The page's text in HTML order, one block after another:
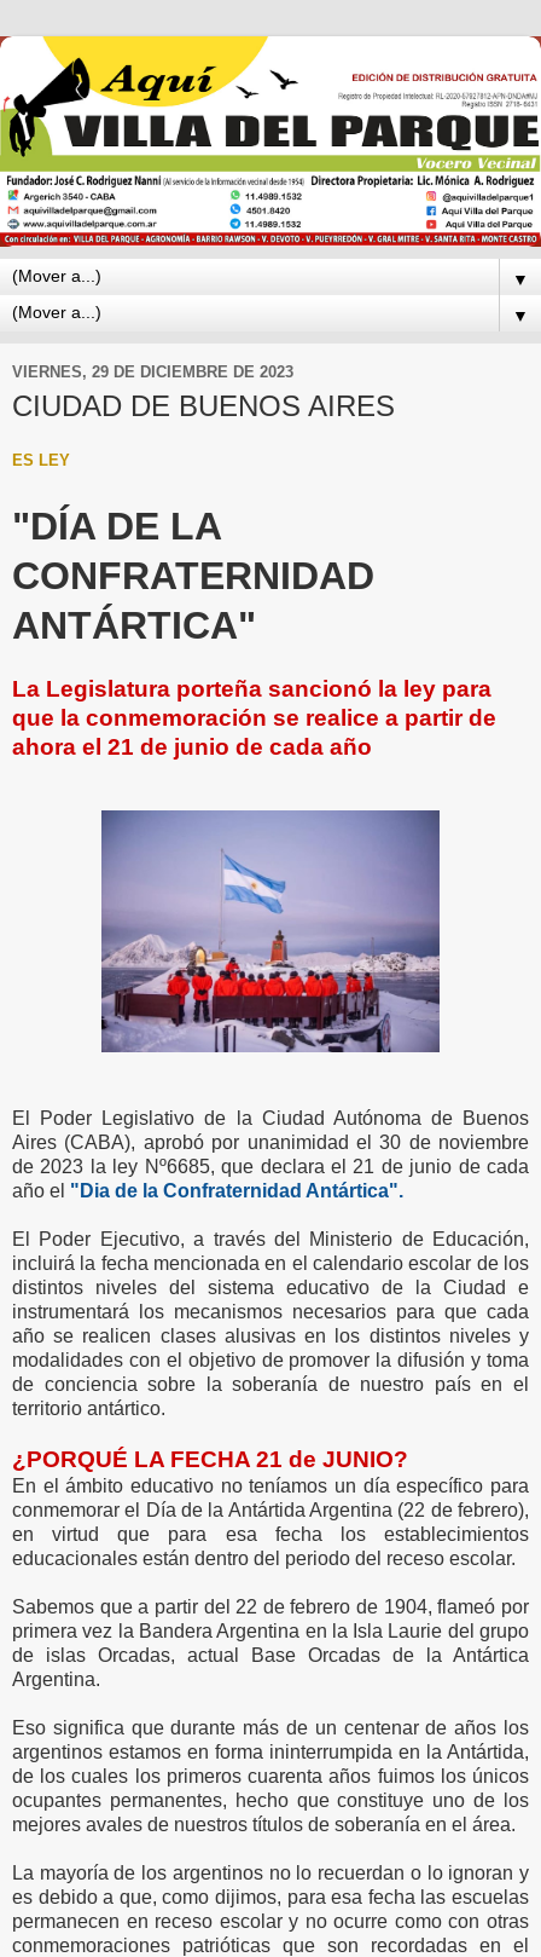
▼
▼
VIERNES, 29 DE DICIEMBRE DE 2023
CIUDAD DE BUENOS AIRES
ES LEY
"DÍA DE LA
CONFRATERNIDAD
ANTÁRTICA"
La Legislatura porteña sancionó la ley para
que la conmemoración se realice a partir de
ahora el 21 de junio de cada año
El Poder Legislativo de la Ciudad Autónoma de Buenos
Aires (CABA), aprobó por unanimidad el 30 de noviembre
de 2023 la ley Nº6685, que declara el 21 de junio de cada
año el "Dia de la Confraternidad Antártica".
El Poder Ejecutivo, a través del Ministerio de Educación,
incluirá la fecha mencionada en el calendario escolar de los
distintos niveles del sistema educativo de la Ciudad e
instrumentará los mecanismos necesarios para que cada
año se realicen clases alusivas en los distintos niveles y
modalidades con el objetivo de promover la difusión y toma
de conciencia sobre la soberanía de nuestro país en el
territorio antártico.
¿PORQUÉ LA FECHA 21 de JUNIO?
En el ámbito educativo no teníamos un día específico para
conmemorar el Día de la Antártida Argentina (22 de febrero),
en virtud que para esa fecha los establecimientos
educacionales están dentro del periodo del receso escolar.
Sabemos que a partir del 22 de febrero de 1904, flameó por
primera vez la Bandera Argentina en la Isla Laurie del grupo
de islas Orcadas, actual Base Orcadas de la Antártica
Argentina.
Eso significa que durante más de un centenar de años los
argentinos estamos en forma ininterrumpida en la Antártida,
de los cuales los primeros cuarenta años fuimos los únicos
ocupantes permanentes, hecho que constituye uno de los
mejores avales de nuestros títulos de soberanía en el área.
La mayoría de los argentinos no lo recuerdan o lo ignoran y
es debido a que, como dijimos, para esa fecha las escuelas
permanecen en receso escolar y no ocurre como con otras
conmemoraciones patrióticas que son recordadas en el